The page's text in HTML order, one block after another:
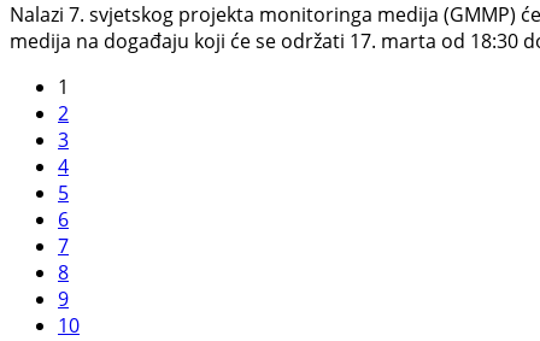
Nalazi 7. svjetskog projekta monitoringa medija (GMMP)
medija na događaju koji će se održati 17. marta od 18:30
1
2
3
4
5
6
7
8
9
10